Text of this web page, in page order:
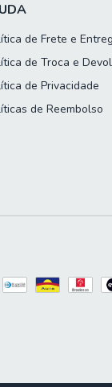
de Frete e
de Troca e
de Privacidade
de Reembolso